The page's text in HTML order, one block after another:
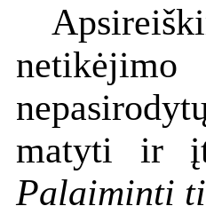
matyti ir
Palaiminti